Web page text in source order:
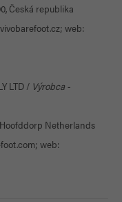
Česká republika
web:
LTD / Výrobca -
Netherlands
web: